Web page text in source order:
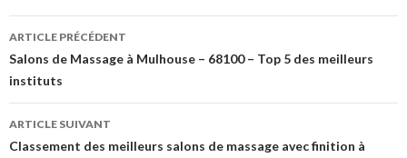
Navigation
des
articles
ARTICLE PRÉCÉDENT
Salons de Massage à Mulhouse – 68100 – Top 5 des meilleurs
instituts
ARTICLE SUIVANT
Classement des meilleurs salons de massage avec finition à